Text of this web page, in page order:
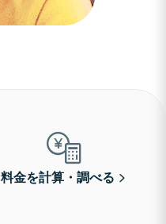
料金を計算・調べる